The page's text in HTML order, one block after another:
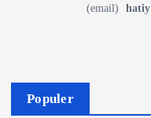
(email)
Populer